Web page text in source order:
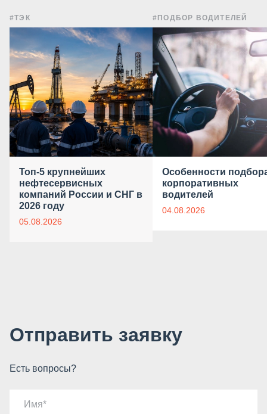
#ТЭК
Топ-5 крупнейших
нефтесервисных
компаний России и СНГ в
2026 году
05.08.2026
#ПОДБОР ВОДИТЕЛЕЙ
Особенности
корпоративных
водителей
04.08.2026
Отправить заявку
Есть вопросы?
Имя